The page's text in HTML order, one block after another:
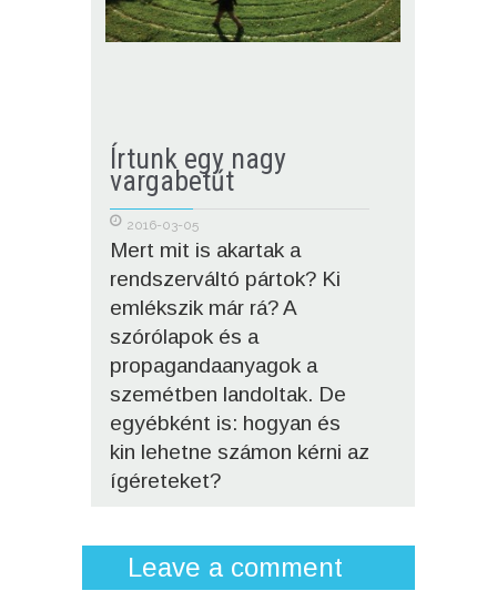
Írtunk egy nagy
vargabetűt
2016-03-05
Mert mit is akartak a
rendszerváltó pártok? Ki
emlékszik már rá? A
szórólapok és a
propagandaanyagok a
szemétben landoltak. De
egyébként is: hogyan és
kin lehetne számon kérni az
ígéreteket?
Leave a comment